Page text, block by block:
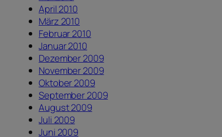
April 2010
März 2010
Februar 2010
Januar 2010
Dezember 2009
November 2009
Oktober 2009
September 2009
August 2009
Juli 2009
Juni 2009